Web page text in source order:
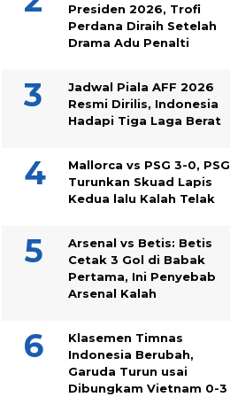
Presiden 2026, Trofi
Perdana Diraih Setelah
Drama Adu Penalti
Jadwal Piala AFF 2026
Resmi Dirilis, Indonesia
Hadapi Tiga Laga Berat
Mallorca vs PSG 3-0, PSG
Turunkan Skuad Lapis
Kedua lalu Kalah Telak
Arsenal vs Betis: Betis
Cetak 3 Gol di Babak
Pertama, Ini Penyebab
Arsenal Kalah
Klasemen Timnas
Indonesia Berubah,
Garuda Turun usai
Dibungkam Vietnam 0-3